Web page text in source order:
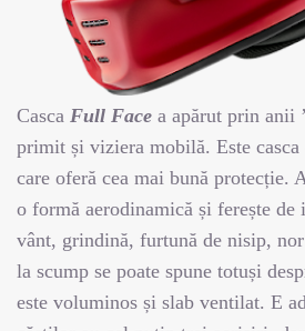
Casca Full Face a apărut prin anii
primit și viziera mobilă. Este casca
care oferă cea mai bună protecție.
o formă aerodinamică și ferește
vânt, grindină, furtună de nisip,
la scump se poate spune totuși
este voluminos și slab ventilat. E